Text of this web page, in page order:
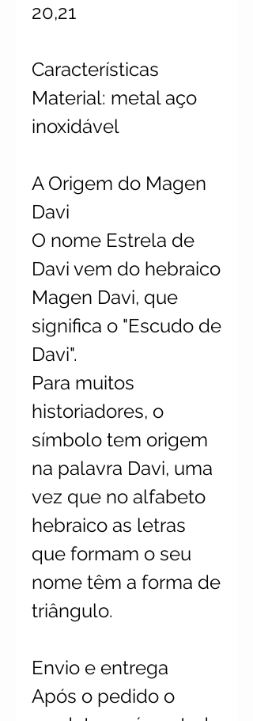
20,21
Características
Material: metal aço
inoxidável
A Origem do Magen
Davi
O nome Estrela de
Davi vem do hebraico
Magen Davi, que
significa o "Escudo de
Davi".
Para muitos
historiadores, o
símbolo tem origem
na palavra Davi, uma
vez que no alfabeto
hebraico as letras
que formam o seu
nome têm a forma de
triângulo.
Envio e entrega
Após o pedido o